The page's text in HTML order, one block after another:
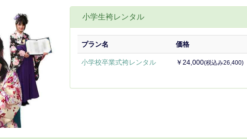
小学生袴レンタル
プラン名 価格
小学校卒業式袴レンタル ￥24,000(税込み26,400)